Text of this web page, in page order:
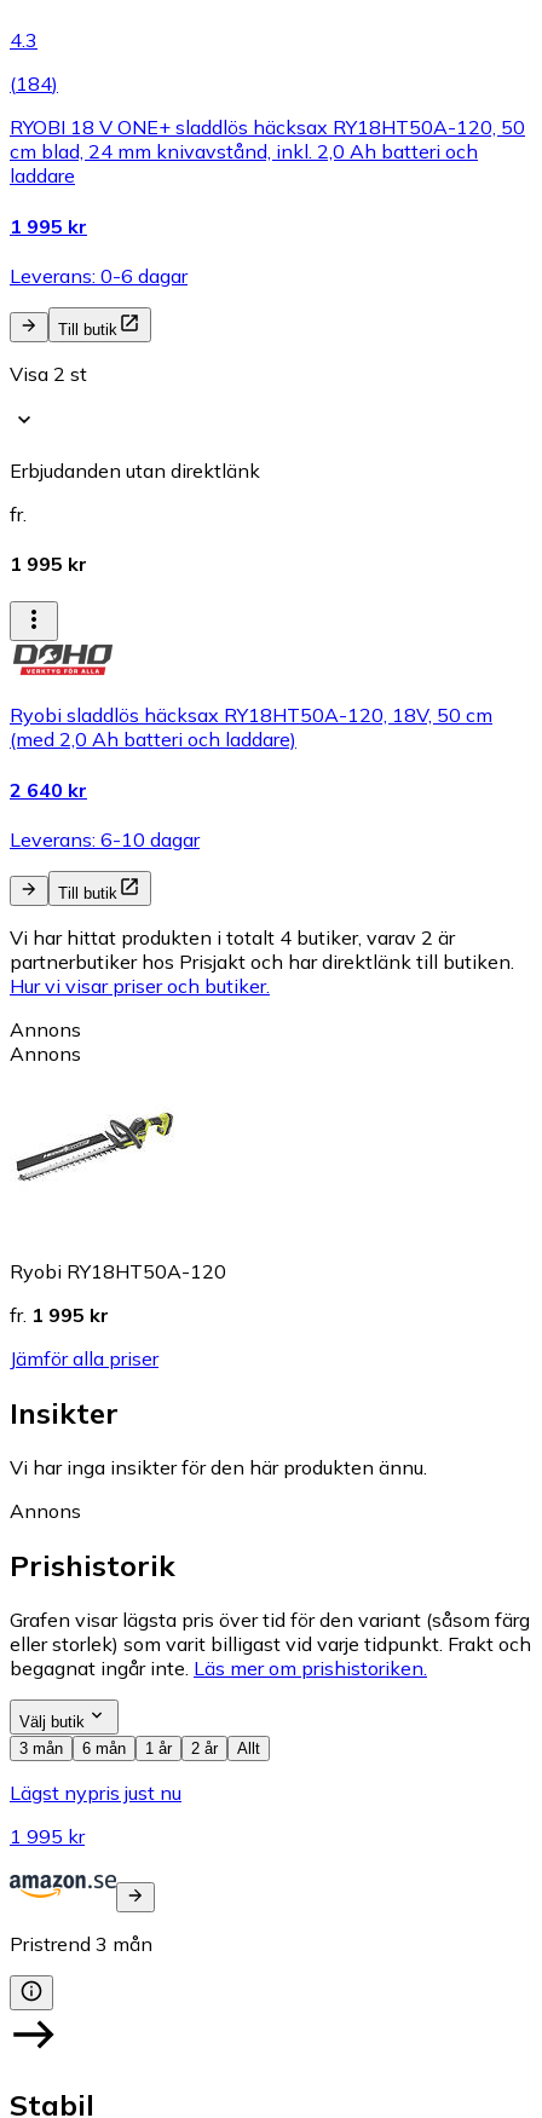
4.3
(184)
RYOBI 18 V ONE+ sladdlös häcksax RY18HT50A-120, 50
cm blad, 24 mm knivavstånd, inkl. 2,0 Ah batteri och
laddare
1 995 kr
Leverans: 0-6 dagar
Till butik
Visa 2 st
Erbjudanden utan direktlänk
fr.
1 995 kr
Ryobi sladdlös häcksax RY18HT50A-120, 18V, 50 cm
(med 2,0 Ah batteri och laddare)
2 640 kr
Leverans: 6-10 dagar
Till butik
Vi har hittat produkten i totalt 4 butiker, varav 2 är
partnerbutiker hos Prisjakt och har direktlänk till butiken.
Hur vi visar priser och butiker.
Annons
Annons
Ryobi RY18HT50A-120
fr. 1 995 kr
Jämför alla priser
Insikter
Vi har inga insikter för den här produkten ännu.
Annons
Prishistorik
Grafen visar lägsta pris över tid för den variant (såsom färg
eller storlek) som varit billigast vid varje tidpunkt. Frakt och
begagnat ingår inte. Läs mer om prishistoriken.
Välj butik
3 mån
6 mån 1 år 2 år Allt
Lägst nypris just nu
1 995 kr
Pristrend 3 mån
Stabil